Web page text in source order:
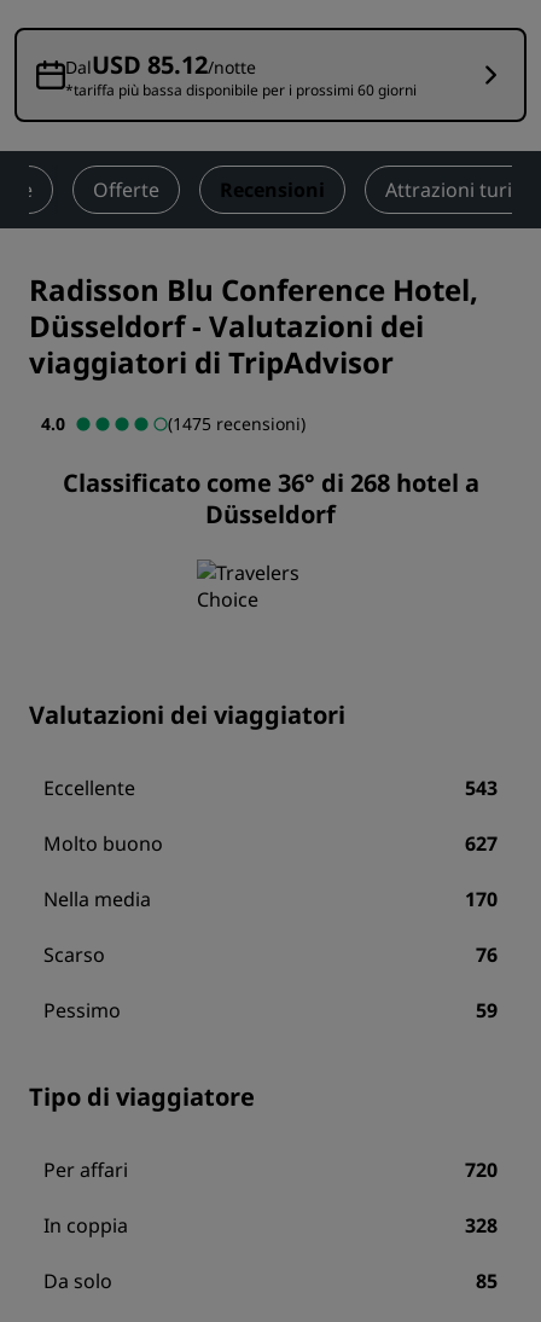
DalUSD 85.12/notte
*tariffa più bassa disponibile per i prossimi 60 giorni
Offerte Recensioni Attrazioni
Radisson Blu Conference Hotel,
Düsseldorf- Valutazioni dei
viaggiatori di TripAdvisor
4.0 (1475 recensioni)
Classificato come 36° di 268 hotel a
Düsseldorf
Valutazioni dei viaggiatori
Eccellente 543
Molto buono 627
Nella media 170
Scarso 76
Pessimo 59
Tipo di viaggiatore
Per affari 720
In coppia 328
Da solo 85